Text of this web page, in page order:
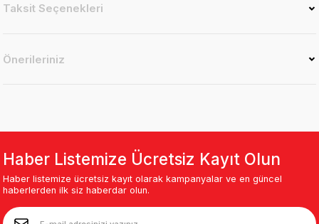
Taksit Seçenekleri
Önerileriniz
Haber Listemize Ücretsiz Kayıt Olun
Haber listemize ücretsiz kayıt olarak kampanyalar ve en güncel
haberlerden ilk siz haberdar olun.